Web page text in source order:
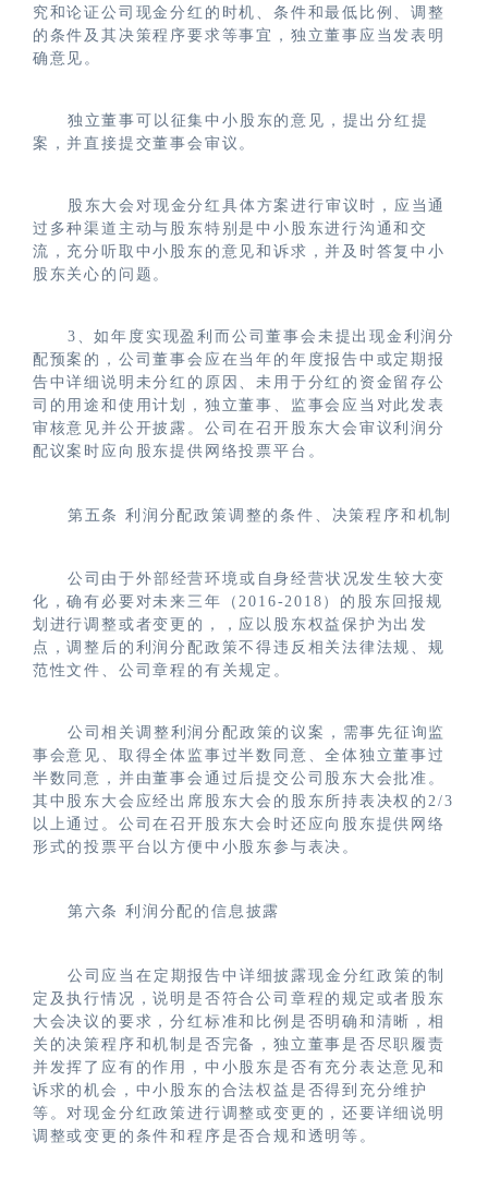
究和论证公司现金分红的时机、条件和最低比例、调整
的条件及其决策程序要求等事宜，独立董事应当发表明
确意见。
独立董事可以征集中小股东的意见，提出分红提
案，并直接提交董事会审议。
股东大会对现金分红具体方案进行审议时，应当通
过多种渠道主动与股东特别是中小股东进行沟通和交
流，充分听取中小股东的意见和诉求，并及时答复中小
股东关心的问题。
3、如年度实现盈利而公司董事会未提出现金利润分
配预案的，公司董事会应在当年的年度报告中或定期报
告中详细说明未分红的原因、未用于分红的资金留存公
司的用途和使用计划，独立董事、监事会应当对此发表
审核意见并公开披露。公司在召开股东大会审议利润分
配议案时应向股东提供网络投票平台。
第五条 利润分配政策调整的条件、决策程序和机制
公司由于外部经营环境或自身经营状况发生较大变
化，确有必要对未来三年（2016-2018）的股东回报规
划进行调整或者变更的，，应以股东权益保护为出发
点，调整后的利润分配政策不得违反相关法律法规、规
范性文件、公司章程的有关规定。
公司相关调整利润分配政策的议案，需事先征询监
事会意见、取得全体监事过半数同意、全体独立董事过
半数同意，并由董事会通过后提交公司股东大会批准。
其中股东大会应经出席股东大会的股东所持表决权的2/3
以上通过。公司在召开股东大会时还应向股东提供网络
形式的投票平台以方便中小股东参与表决。
第六条 利润分配的信息披露
公司应当在定期报告中详细披露现金分红政策的制
定及执行情况，说明是否符合公司章程的规定或者股东
大会决议的要求，分红标准和比例是否明确和清晰，相
关的决策程序和机制是否完备，独立董事是否尽职履责
并发挥了应有的作用，中小股东是否有充分表达意见和
诉求的机会，中小股东的合法权益是否得到充分维护
等。对现金分红政策进行调整或变更的，还要详细说明
调整或变更的条件和程序是否合规和透明等。